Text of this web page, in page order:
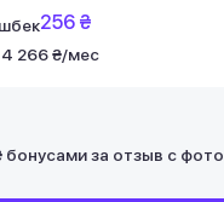
256 ₴
4 266 ₴/мес
бонусами за отзыв с фото